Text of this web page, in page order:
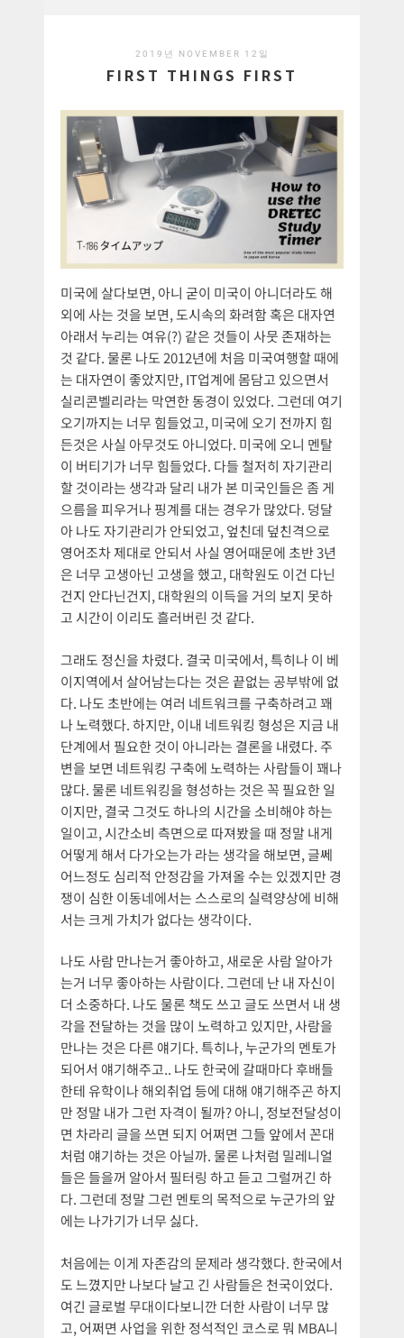
2019년 NOVEMBER 12일
FIRST THINGS FIRST
미국에 살다보면, 아니 굳이 미국이 아니더라도 해
외에 사는 것을 보면, 도시속의 화려함 혹은 대자연
아래서 누리는 여유(?) 같은 것들이 사뭇 존재하는
것 같다. 물론 나도 2012년에 처음 미국여행할 때에
는 대자연이 좋았지만, IT업계에 몸담고 있으면서
실리콘벨리라는 막연한 동경이 있었다. 그런데 여기
오기까지는 너무 힘들었고, 미국에 오기 전까지 힘
든것은 사실 아무것도 아니었다. 미국에 오니 멘탈
이 버티기가 너무 힘들었다. 다들 철저히 자기관리
할 것이라는 생각과 달리 내가 본 미국인들은 좀 게
으름을 피우거나 핑계를 대는 경우가 많았다. 덩달
아 나도 자기관리가 안되었고, 엎친데 덮친격으로
영어조차 제대로 안되서 사실 영어때문에 초반 3년
은 너무 고생아닌 고생을 했고, 대학원도 이건 다닌
건지 안다닌건지, 대학원의 이득을 거의 보지 못하
고 시간이 이리도 흘러버린 것 같다.
그래도 정신을 차렸다. 결국 미국에서, 특히나 이 베
이지역에서 살어남는다는 것은 끝없는 공부밖에 없
다. 나도 초반에는 여러 네트워크를 구축하려고 꽤
나 노력했다. 하지만, 이내 네트워킹 형성은 지금 내
단계에서 필요한 것이 아니라는 결론을 내렸다. 주
변을 보면 네트워킹 구축에 노력하는 사람들이 꽤나
많다. 물론 네트워킹을 형성하는 것은 꼭 필요한 일
이지만, 결국 그것도 하나의 시간을 소비해야 하는
일이고, 시간소비 측면으로 따져봤을 때 정말 내게
어떻게 해서 다가오는가 라는 생각을 해보면, 글쎄
어느정도 심리적 안정감을 가져올 수는 있겠지만 경
쟁이 심한 이동네에서는 스스로의 실력양상에 비해
서는 크게 가치가 없다는 생각이다.
나도 사람 만나는거 좋아하고, 새로운 사람 알아가
는거 너무 좋아하는 사람이다. 그런데 난 내 자신이
더 소중하다. 나도 물론 책도 쓰고 글도 쓰면서 내 생
각을 전달하는 것을 많이 노력하고 있지만, 사람을
만나는 것은 다른 얘기다. 특히나, 누군가의 멘토가
되어서 얘기해주고.. 나도 한국에 갈때마다 후배들
한테 유학이나 해외취업 등에 대해 얘기해주곤 하지
만 정말 내가 그런 자격이 될까? 아니, 정보전달성이
면 차라리 글을 쓰면 되지 어쩌면 그들 앞에서 꼰대
처럼 얘기하는 것은 아닐까. 물론 나처럼 밀레니얼
들은 들을꺼 알아서 필터링 하고 듣고 그럴꺼긴 하
다. 그런데 정말 그런 멘토의 목적으로 누군가의 앞
에는 나가기가 너무 싫다.
처음에는 이게 자존감의 문제라 생각했다. 한국에서
도 느꼈지만 나보다 날고 긴 사람들은 천국이었다.
여긴 글로벌 무대이다보니깐 더한 사람이 너무 많
고, 어쩌면 사업을 위한 정석적인 코스로 뭐 MBA니